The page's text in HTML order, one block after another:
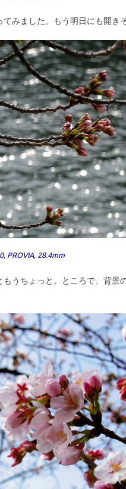
みました。もう明日にも開き
PROVIA, 28.4mm
うちょっと。ところで、背景